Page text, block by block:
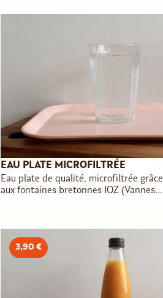
EAU PLATE MICROFILTRÉE
Eau plate de qualité, microfiltrée grâce
aux fontaines bretonnes IOZ (Vannes)
3,90 €